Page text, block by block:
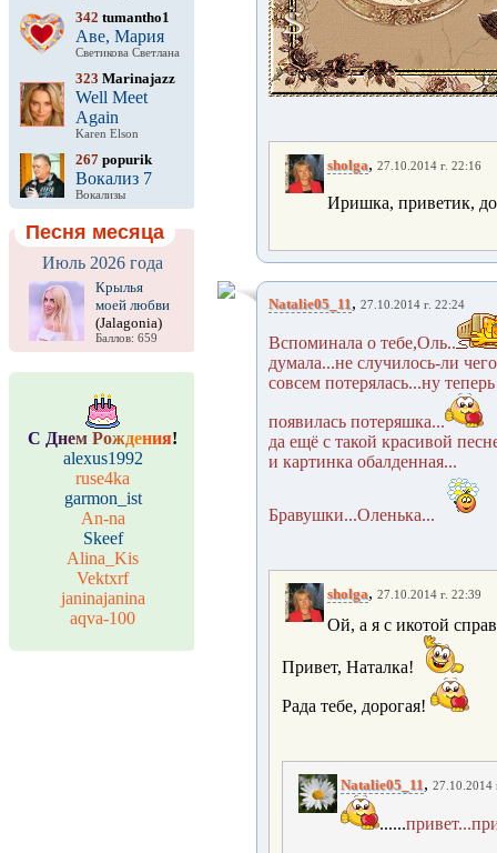
342 tumantho1
Аве, Мария
Светикова Светлана
323 Marinajazz
Well Meet
Again
Karen Elson
267 popurik
Вокализ 7
Вокализы
Песня месяца
Июль 2026 года
Крылья
моей любви
(Jalagonia)
Баллов: 659
С Днем Рождения!
alexus1992
ruse4ka
garmon_ist
An-na
Skeef
Alina_Kis
Vektxrf
janinajanina
aqva-100
sholga, 27.10.2014 г. 22:16
Иришка, приветик,
Natalie05_11, 27.10.2014 г. 22:24
Вспоминала о тебе,Оль..
думала...не случилось-ли
совсем потерялась...ну
появилась потеряшка...
да ещё с такой красивой
и картинка обалденная...
Бравушки...Оленька...
sholga, 27.10.2014 г. 22:39
Ой, а я с икотой
Привет, Наталка!
Рада тебе, дорогая!
Natalie05_11, 27.10.2014
......